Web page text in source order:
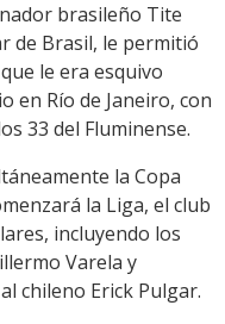
brasileño Tite
de Brasil, le permitió
le era esquivo
en Río de Janeiro, con
33 del Fluminense.
la Copa
la Liga, el club
incluyendo los
Varela y
chileno Erick Pulgar.